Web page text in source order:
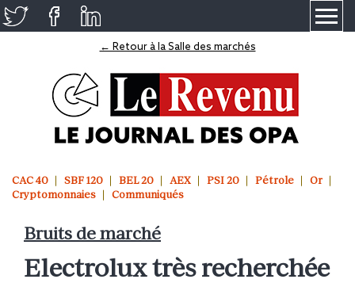
← Retour à la Salle des marchés
CAC 40 SBF 120 BEL 20 AEX PSI 20 Pétrole
Or
Cryptomonnaies
Communiqués
Bruits de marché
Electrolux très recherchée